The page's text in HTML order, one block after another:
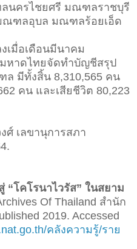
นครไชยศรี มณฑลราชบุรี
ณฑลอุบล มณฑลร้อยเอ็ด
มื่อเดือนมีนาคม
หาดไทยจัดทำบัญชีสรุป
มีทั้งสิ้น 8,310,565 คน
คน และเสียชีวิต 80,223
ศ์ เลขานุการสภา
“โคโรนาไวรัส” ในสยาม
Of Thailand สำนัก
2019. Accessed
คลังความรู้/ราย